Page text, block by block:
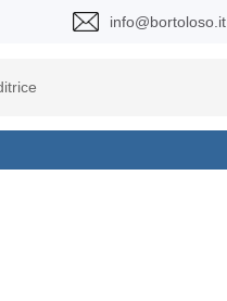
info@bortoloso.it